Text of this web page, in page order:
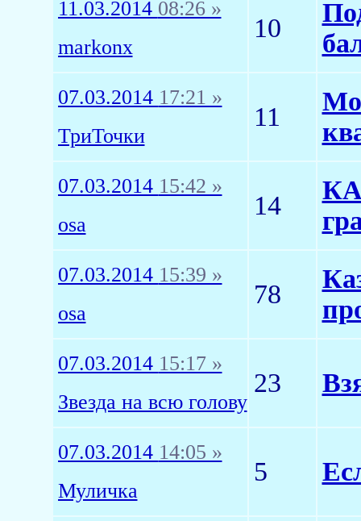
11.03.2014 08:26 »
markonx
10
07.03.2014 17:21 »
ТриТочки
11
07.03.2014 15:42 »
osa
14
07.03.2014 15:39 »
osa
78
07.03.2014 15:17 »
Звезда на всю голову
23
07.03.2014 14:05 »
Муличка
5